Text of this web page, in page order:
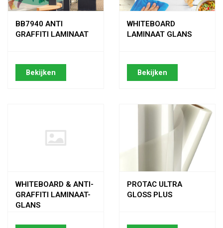
BB7940 ANTI
GRAFFITI LAMINAAT
Bekijken
WHITEBOARD
LAMINAAT GLANS
Bekijken
WHITEBOARD & ANTI-
GRAFFITI LAMINAAT-
GLANS
PROTAC ULTRA
GLOSS PLUS